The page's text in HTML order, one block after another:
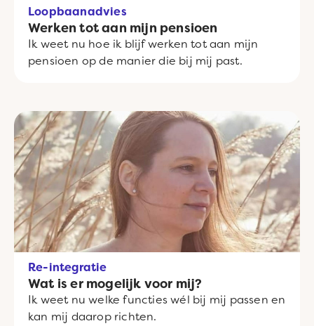
Loopbaanadvies
Werken tot aan mijn pensioen
Ik weet nu hoe ik blijf werken tot aan mijn
pensioen op de manier die bij mij past.
Re-integratie
Wat is er mogelijk voor mij?
Ik weet nu welke functies wél bij mij passen en
kan mij daarop richten.